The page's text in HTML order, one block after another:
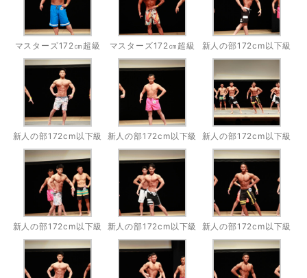
マスターズ172㎝超級 マスターズ172㎝超級 新人の部172cm以下級
新人の部172cm以下級 新人の部172cm以下級 新人の部172cm以下級
新人の部172cm以下級 新人の部172cm以下級 新人の部172cm以下級